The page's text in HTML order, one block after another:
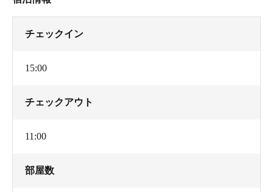
チェックイン
15:00
チェックアウト
11:00
部屋数